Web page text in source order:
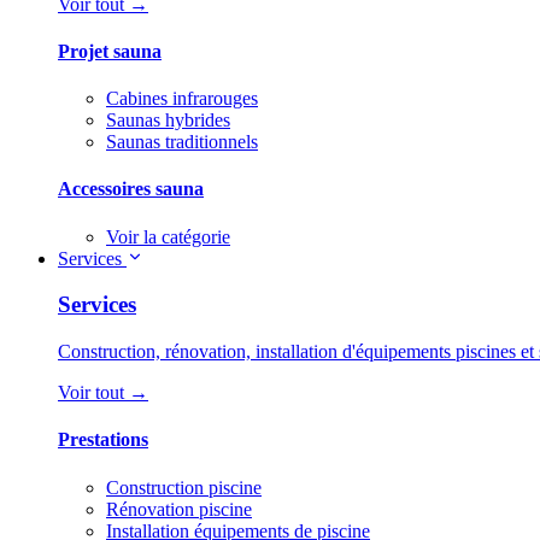
Projet sauna
Cabines infrarouges
Saunas hybrides
Saunas traditionnels
Accessoires sauna
Voir la catégorie
Services
Services
Construction, rénovation, installation d'équipements piscines et
Voir tout →
Prestations
Construction piscine
Rénovation piscine
Installation équipements de piscine